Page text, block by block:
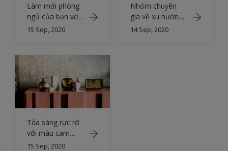
Làm mới phòng
ngủ của bạn với
màu cam đồng
15 Sep, 2020
Nhóm chuyên
gia về xu hướng
màu sắc
14 Sep, 2020
Tỏa sáng rực rỡ
với màu cam
đồng
15 Sep, 2020